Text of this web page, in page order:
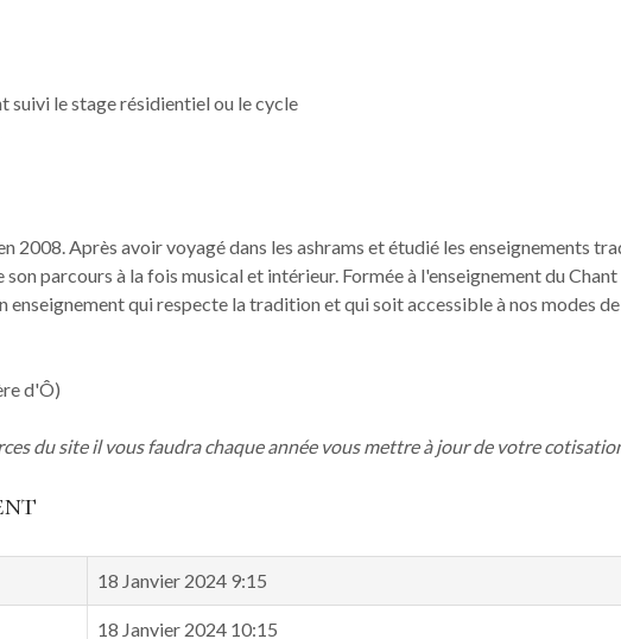
suivi le stage résidientiel ou le cycle
2008. Après avoir voyagé dans les ashrams et étudié les enseignements
parcours à la fois musical et intérieur. Formée à l'enseignement du
enseignement qui respecte la tradition et qui soit accessible à nos modes
d'Ô)
du site il vous faudra chaque année vous mettre à jour de votre
18 Janvier 2024 9:15
18 Janvier 2024 10:15